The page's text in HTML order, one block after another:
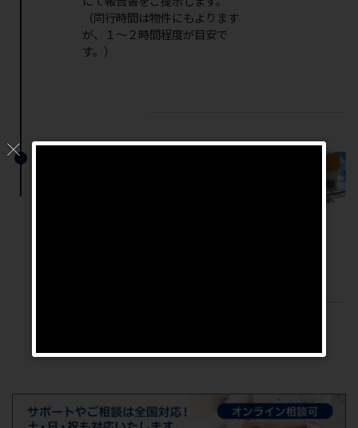
（同行時間は物件にもよります
が、１～２時間程度が目安で
す。）